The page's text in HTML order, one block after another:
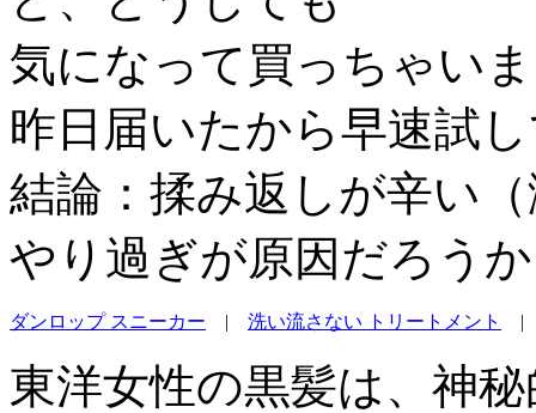
気になって買っちゃい
昨日届いたから早速試
結論：揉み返しが辛い
やり過ぎが原因だろう
ダンロップ スニーカー | 洗い流さない トリートメント
東洋女性の黒髪は、神